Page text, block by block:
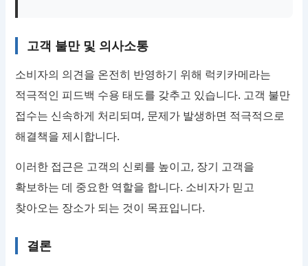
고객 불만 및 의사소통
소비자의 의견을 온전히 반영하기 위해 럭키카메라는
적극적인 피드백 수용 태도를 갖추고 있습니다. 고객 불만
접수는 신속하게 처리되며, 문제가 발생하면 적극적으로
해결책을 제시합니다.
이러한 접근은 고객의 신뢰를 높이고, 장기 고객을
확보하는 데 중요한 역할을 합니다. 소비자가 믿고
찾아오는 장소가 되는 것이 목표입니다.
결론